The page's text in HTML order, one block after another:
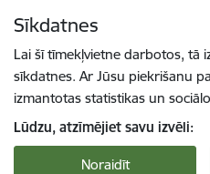
Sīkdatnes
Lai šī tīmekļvietne darbotos, tā
sīkdatnes. Ar Jūsu piekrišanu
izmantotas statistikas un
Lūdzu, atzīmējiet savu izvēli:
Noraidīt